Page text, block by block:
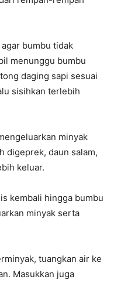
bumbu tidak
menunggu bumbu
daging sapi sesuai
sisihkan terlebih
minyak
digeprek, daun salam,
keluar.
kembali hingga bumbu
minyak serta
tuangkan air ke
Masukkan juga